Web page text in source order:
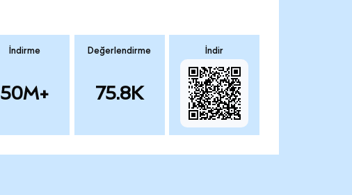
İndirme
50M+
Değerlendirme
75.8K
İndir